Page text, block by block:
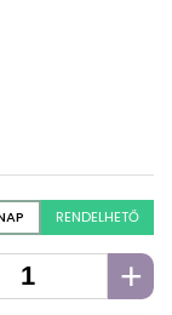
RENDELHETŐ
+